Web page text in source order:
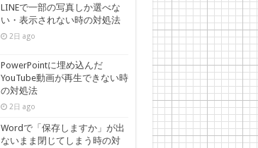
LINEで一部の写真しか選べな
い・表示されない時の対処法
2日 ago
PowerPointに埋め込んだ
YouTube動画が再生できない時
の対処法
2日 ago
Wordで「保存しますか」が出
ないまま閉じてしまう時の対